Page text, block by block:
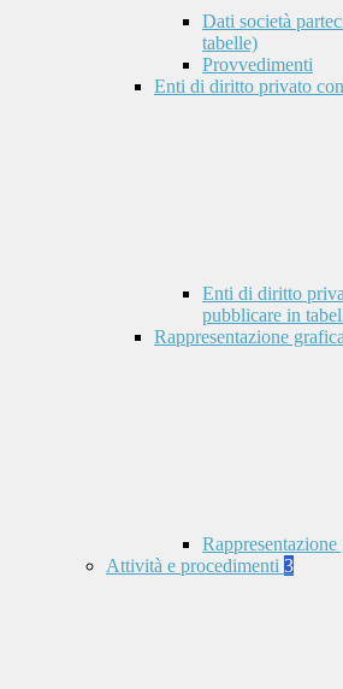
Dati società
tabelle)
Provvedimenti
Enti di diritto privato
Enti di diritto
pubblicare in
Rappresentazione grafica
Rappresentazione
Attività e procedimenti 3